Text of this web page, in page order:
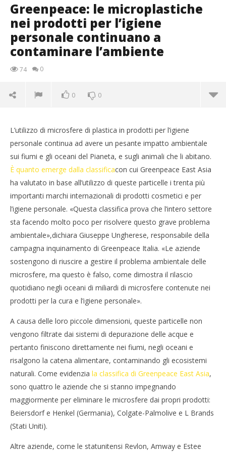
Greenpeace: le microplastiche
nei prodotti per l’igiene
personale continuano a
contaminare l’ambiente
74 0
0 0
NOW VIEWING
Greenpeace: le microplastiche nei prodotti per
l’igiene personale continuano a contaminare
l’ambiente
22/07/2016
L’utilizzo di microsfere di plastica in prodotti per l’igiene
personale continua ad avere un pesante impatto ambientale
sui fiumi e gli oceani del Pianeta, e sugli animali che li abitano.
È quanto emerge dalla classificacon cui Greenpeace East Asia
ha valutato in base all’utilizzo di queste particelle i trenta più
importanti marchi internazionali di prodotti cosmetici e per
l’igiene personale. «Questa classifica prova che l’intero settore
sta facendo molto poco per risolvere questo grave problema
ambientale»,dichiara Giuseppe Ungherese, responsabile della
campagna inquinamento di Greenpeace Italia. «Le aziende
sostengono di riuscire a gestire il problema ambientale delle
microsfere, ma questo è falso, come dimostra il rilascio
quotidiano negli oceani di miliardi di microsfere contenute nei
prodotti per la cura e l’igiene personale».
A causa delle loro piccole dimensioni, queste particelle non
vengono filtrate dai sistemi di depurazione delle acque e
pertanto finiscono direttamente nei fiumi, negli oceani e
risalgono la catena alimentare, contaminando gli ecosistemi
naturali. Come evidenzia la classifica di Greenpeace East Asia,
sono quattro le aziende che si stanno impegnando
maggiormente per eliminare le microsfere dai propri prodotti:
Beiersdorf e Henkel (Germania), Colgate-Palmolive e L Brands
(Stati Uniti).
Altre aziende, come le statunitensi Revlon, Amway e Estee